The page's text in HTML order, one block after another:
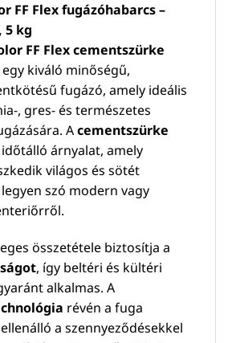
FF Flex fugázóhabarcs –
5 kg
FF Flex cementszürke
egy kiváló minőségű,
fugázó, amely ideális
, gres- és természetes
Acementszürke
árnyalat, amely
világos és sötét
szó modern vagy
összetétele biztosítja a
, így beltéri és kültéri
alkalmas. A
révén a fuga
a szennyeződésekkel